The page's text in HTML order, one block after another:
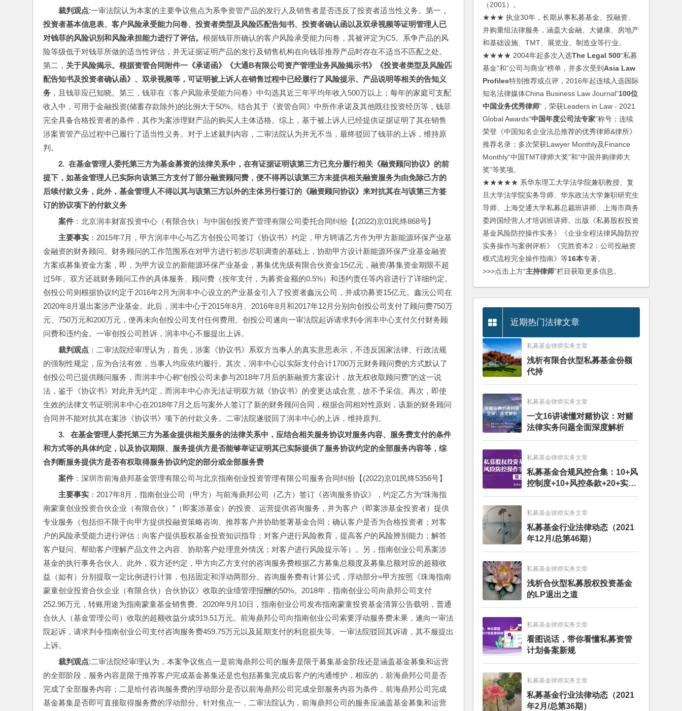
裁判观点:一审法院认为本案的主要争议焦点为系争资管产品的发行人及销售者是否违反了投资者适当性义务。第一，
投资者基本信息表、客户风险承受能力问卷、投资者类型及风险匹配告知书、投资者确认函以及双录视频等证明管理人已
对钱菲的风险识别和风险承担能力进行了评估。 根据钱菲所确认的客户风险承受能力问卷，其被评定为C5。系争产品的风
险等级低于对钱菲所做的适当性评估，并无证据证明产品的发行及销售机构在向钱菲推荐产品时存在不适当不匹配之处。
第二， 关于风险揭示。根据资管合同附件一《承诺函》《大通B有限公司资产管理业务风险揭示书》《投资者类型及风险匹
配告知书及投资者确认函》、双录视频等，可证明被上诉人在销售过程中已经履行了风险提示、产品说明等相关的告知义
务 ，且钱菲应已知晓。第三，钱菲在《客户风险承受能力问卷》中勾选其近三年平均年收入500万以上；每年的家庭可支配
收入中，可用于金融投资(储蓄存款除外)的比例大于50%。结合其于《资管合同》中所作承诺及其他既往投资经历等，钱菲
完全具备合格投资者的条件，其作为案涉理财产品的购买人主体适格。综上，基于被上诉人已经提供证据证明了其在销售
涉案资管产品过程中已履行了适当性义务。对于上述裁判内容，二审法院认为并无不当，最终驳回了钱菲的上诉，维持原
判。
2.  在基金管理人委托第三方为基金募资的法律关系中，在有证据证明该第三方已充分履行相关《融资顾问协议》的前
提下，如基金管理人已实际向该第三方支付了部分融资顾问费，便不得再以该第三方未提供相关融资服务为由免除己方的
后续付款义务，此外，基金管理人不得以其与该第三方以外的主体另行签订的《融资顾问协议》来对抗其在与该第三方签
订的协议项下的付款义务
案件 ：北京润丰财富投资中心（有限合伙）与中国创投资产管理有限公司委托合同纠纷【(2022)京01民终868号】
主要事实 ：2015年7月，甲方润丰中心与乙方创投公司签订《协议书》约定，甲方聘请乙方作为甲方新能源环保产业基
金融资的财务顾问。财务顾问的工作范围系在对甲方进行初步尽职调查的基础上，协助甲方设计新能源环保产业基金融资
方案或募集资金方案，即，为甲方设立的新能源环保产业基金，募集优先级有限合伙资金15亿元，融资/募集资金期限不超
过5年。双方还就财务顾问工作的具体服务、顾问费（按年支付，为募资金额的0.5%）和违约责任等内容进行了详细约定。
创投公司则根据协议约定于2016年2月为润丰中心设立的产业基金引入了投资者鑫沅公司，并成功募资15亿元。鑫沅公司在
2020年8月退出案涉产业基金。此后，润丰中心于2015年8月、2016年8月和2017年12月分别向创投公司支付了顾问费750万
元、750万元和200万元，便再未向创投公司支付任何费用。创投公司遂向一审法院起诉请求判令润丰中心支付欠付财务顾
问费和违约金。一审创投公司胜诉，润丰中心不服提出上诉。
裁判观点 ：二审法院经审理认为，首先，涉案《协议书》系双方当事人的真实意思表示，不违反国家法律、行政法规
的强制性规定，应为合法有效，当事人均应依约履行。其次，润丰中心以实际支付合计1700万元财务顾问费的方式默认了
创投公司已提供顾问服务，而润丰中心称“创投公司未参与2018年7月后的新融资方案设计，故无权收取顾问费”的这一说
法，鉴于《协议书》对此并无约定，而润丰中心亦无法证明双方就《协议书》的变更达成合意，故不予采信。再次，即使
生效的法律文书证明润丰中心在2018年7月之后与案外人签订了新的财务顾问合同，根据合同相对性原则，该新的财务顾问
合同并不能对抗其在案涉《协议书》项下的付款义务。二审法院遂驳回了润丰中心的上诉，维持原判。
3.   在基金管理人委托第三方为基金提供相关服务的法律关系中，应结合相关服务协议对服务内容、服务费支付的条件
和方式等的具体约定，以及协议期限、服务提供方是否能够举证证明其已实际提供了服务协议约定的全部服务内容等，综
合判断服务提供方是否有权取得服务协议约定的部分或全部服务费
案件 ：深圳市前海鼎邦基金管理有限公司与北京指南创业投资管理有限公司服务合同纠纷【(2022)京01民终5356号】
主要事实 ：2017年8月，指南创业公司（甲方）与前海鼎邦公司（乙方）签订《咨询服务协议》，约定乙方为“珠海指
南蒙童创业投资合伙企业（有限合伙）”（即案涉基金）的投资、运营提供咨询服务，并为客户（即案涉基金投资者）提供
专业服务（包括但不限于向甲方提供投融资策略咨询、推荐客户并协助签署基金合同；确认客户是否为合格投资者；对客
户的风险承受能力进行评估；向客户提供股权基金投资知识指导；对客户进行风险教育，提高客户的风险辨别能力；解答
客户疑问、帮助客户理解产品文件之内容、协助客户处理意外情况；对客户进行风险提示等）。另，指南创业公司系案涉
基金的执行事务合伙人。此外，双方还约定，甲方向乙方支付的咨询服务费根据乙方募集总额度及募集总额对应的超额收
益（如有）分别提取一定比例进行计算，包括固定和浮动两部分。咨询服务费有计算公式，浮动部分=甲方按照《珠海指南
蒙童创业投资合伙企业（有限合伙）合伙协议》收取的业绩管理报酬的50%。2018年，指南创业公司向鼎邦公司支付
252.96万元，转账用途为指南蒙童基金销售费。2020年9月10日，指南创业公司发布指南蒙童投资基金清算公告载明，普通
合伙人（基金管理公司）收取的超额收益分成919.51万元。前海鼎邦公司向指南创业公司索要浮动服务费未果，遂向一审法
院起诉，请求判令指南创业公司支付咨询服务费459.75万元以及延期支付的利息损失等。一审法院驳回其诉请，其不服提出
上诉。
裁判观点:二审法院经审理认为，本案争议焦点一是前海鼎邦公司的服务是限于募集基金阶段还是涵盖基金募集和运营
的全部阶段，服务内容是限于推荐客户完成基金募集还是也包括募集完成后客户的沟通维护，相应的，前海鼎邦公司是否
完成了全部服务内容；二是给付咨询服务费的浮动部分是否以前海鼎邦公司完成全部服务内容为条件，前海鼎邦公司完成
基金募集是否即可直接取得服务费的浮动部分。针对焦点一，二审法院认为，前海鼎邦公司的服务应涵盖基金募集和运营
（2001）。
★★★ 执业30年，长期从事私募基金、投融资、
并购重组法律服务，涵盖大金融、大健康、房地产
和基础设施、TMT、展览业、制造业等行业。
★★★★ 2004年起多次入选The Legal 500“私募
基金”和“公司与商业”榜单，并多次受到Asia Law
Profiles特别推荐或点评，2016年起连续入选国际
知名法律媒体China Business Law Journal“100位
中国业务优秀律师”，荣获Leaders in Law - 2021
Global Awards“中国年度公司法专家”称号；连续
荣登《中国知名企业法总推荐的优秀律师&律所》
推荐名录；多次荣获Lawyer Monthly及Finance
Monthly“中国TMT律师大奖”和“中国并购律师大
奖”等奖项。
★★★★★ 系华东理工大学法学院兼职教授、复
旦大学法学院实务导师、华东政法大学兼职研究生
导师、上海交通大学私募总裁班讲师、上海市商务
委跨国经营人才培训班讲师。出版《私募股权投资
基金风险防控操作实务》《企业全程法律风险防控
实务操作与案例评析》《完胜资本2：公司投融资
模式流程完全操作指南》等16本专著。
>>>点击上方“主持律师”栏目获取更多信息。
近期热门法律文章
私募基金律师实务文章
浅析有限合伙型私募基金份额
代持
私募基金律师实务文章
一文16讲读懂对赌协议：对赌
法律实务问题全面深度解析
私募基金律师实务文章
私募基金合规风控合集：10+风
控制度+10+风控条款+20+实务
文章+每月动态
私募基金律师实务文章
私募基金行业法律动态（2021
年12月/总第46期）
私募基金律师实务文章
浅析合伙型私募股权投资基金
的LP退出之道
私募基金律师实务文章
看图说话，带你看懂私募资管
计划备案新规
私募基金律师实务文章
私募基金行业法律动态（2021
年2月/总第36期）